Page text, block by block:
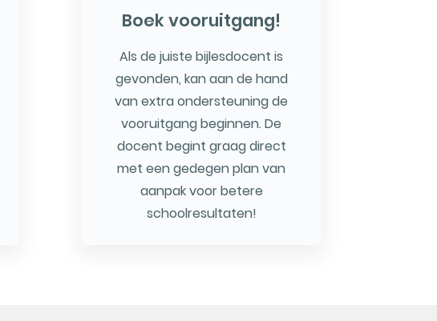
Boek vooruitgang!
Als de juiste bijlesdocent is
gevonden, kan aan de hand
van extra ondersteuning de
vooruitgang beginnen. De
docent begint graag direct
met een gedegen plan van
aanpak voor betere
schoolresultaten!